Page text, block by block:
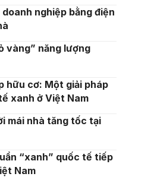
doanh nghiệp bằng điện
vàng” năng lượng
hữu cơ: Một giải pháp
xanh ở Việt Nam
mái nhà tăng tốc tại
“xanh” quốc tế tiếp
Nam